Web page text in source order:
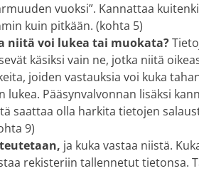
vuoksi”. Kannattaa
kuin pitkään. (kohta 5)
niitä voi lukea tai muokata?
käsiksi vain ne, jotka niitä
joiden vastauksia voi kuka
Pääsynvalvonnan lisäksi
saattaa olla harkita tietojen
9)
ja kuka vastaa niistä.
rekisteriin tallennetut tietonsa.